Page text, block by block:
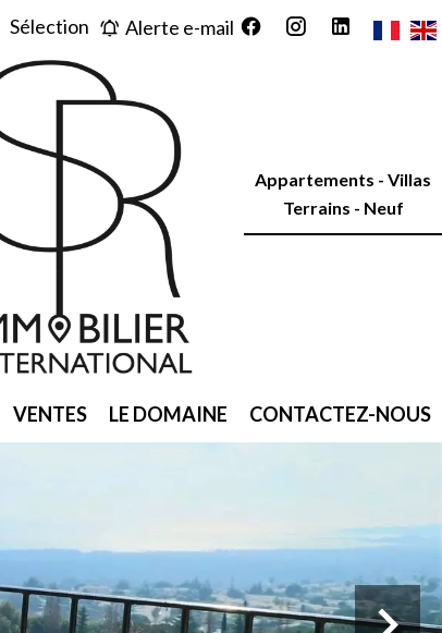
Sélection Alerte e-mail
Appartements - Villas
Terrains - Neuf
VENTES LE DOMAINE CONTACTEZ-NOUS